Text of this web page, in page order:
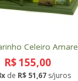
Celeiro
R$ 155,00
de R$ 51,67 s/juros